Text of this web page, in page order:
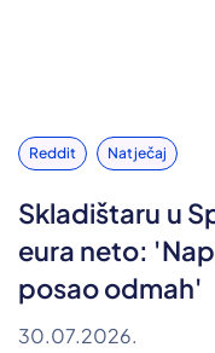
Reddit Natječaj
Skladištaru u
eura neto:
posao odmah'
30.07.2026.